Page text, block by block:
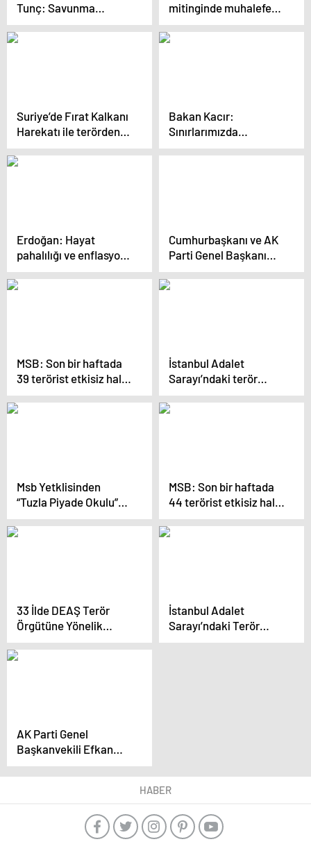
Tunç: Savunma
Sanayiinde Yerlilik
Oranı Yüzde 80 Oldu
mitinginde muhalefete
ağır eleştirilerde
bulundu
Suriye’de Fırat Kalkanı
Harekatı ile terörden
arındırılan Bab ilçesi
güvenli liman oldu
Bakan Kacır:
Sınırlarımızda
Teröristan’a İzin
Erdoğan: Hayat
pahalılığı ve enflasyon
sorunlarını çözecek
olan yine biziz
Cumhurbaşkanı ve AK
Parti Genel Başkanı
Erdoğan, Rize
mitinginde konuştu: (1)
MSB: Son bir haftada
39 terörist etkisiz hale
getirildi
İstanbul Adalet
Sarayı’ndaki terör
saldırısında Sabancı
suikastinin firari sanığı
Msb Yetklisinden
“Tuzla Piyade Okulu”
Açıklaması: Yüksek
Disiplin Kurulu’nun
MSB: Son bir haftada
44 terörist etkisiz hale
getirildi
33 İlde DEAŞ Terör
Örgütüne Yönelik
Operasyon: 147 Şüpheli
Yakalandı
İstanbul Adalet
Sarayı’ndaki Terör
Saldırısı Engellendi
AK Parti Genel
Başkanvekili Efkan
Ala: ‘Türkiye bir
facianın eşiğinden
HABER